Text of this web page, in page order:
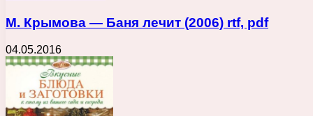
М. Крымова — Баня лечит (2006) rtf, pdf
04.05.2016